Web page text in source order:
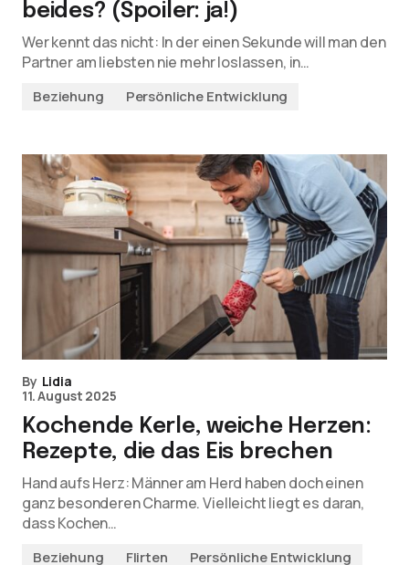
beides? (Spoiler: ja!)
Wer kennt das nicht: In der einen Sekunde will man den
Partner am liebsten nie mehr loslassen, in…
Beziehung Persönliche Entwicklung
By Lidia
11. August 2025
Kochende Kerle, weiche Herzen:
Rezepte, die das Eis brechen
Hand aufs Herz: Männer am Herd haben doch einen
ganz besonderen Charme. Vielleicht liegt es daran,
dass Kochen…
Beziehung Flirten Persönliche Entwicklung